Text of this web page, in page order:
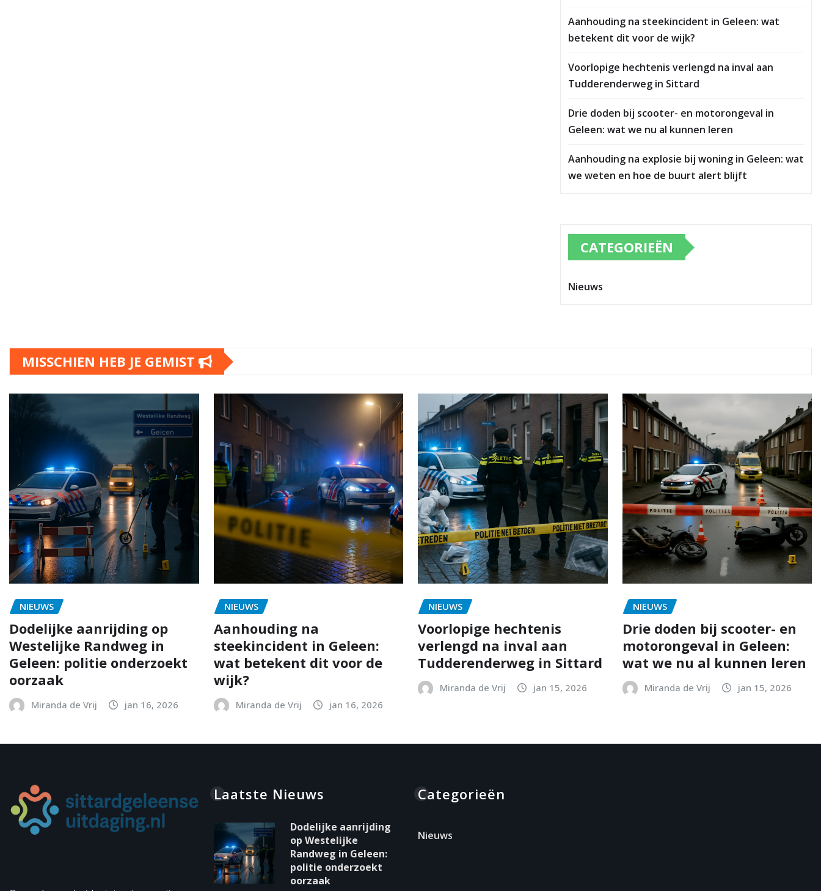
Aanhouding na steekincident in Geleen: wat
betekent dit voor de wijk?
Voorlopige hechtenis verlengd na inval aan
Tudderenderweg in Sittard
Drie doden bij scooter- en motorongeval in
Geleen: wat we nu al kunnen leren
Aanhouding na explosie bij woning in Geleen: wat
we weten en hoe de buurt alert blijft
CATEGORIEËN
Nieuws
MISSCHIEN HEB JE GEMIST
NIEUWS
Dodelijke aanrijding op
Westelijke Randweg in
Geleen: politie onderzoekt
oorzaak
Miranda de Vrij jan 16, 2026
NIEUWS
Aanhouding na
steekincident in Geleen:
wat betekent dit voor de
wijk?
Miranda de Vrij jan 16, 2026
NIEUWS
Voorlopige hechtenis
verlengd na inval aan
Tudderenderweg in Sittard
Miranda de Vrij jan 15, 2026
NIEUWS
Drie doden bij scooter- en
motorongeval in Geleen:
wat we nu al kunnen leren
Miranda de Vrij jan 15, 2026
Laatste Nieuws
Dodelijke aanrijding
op Westelijke
Randweg in Geleen:
politie onderzoekt
oorzaak
Categorieën
Nieuws